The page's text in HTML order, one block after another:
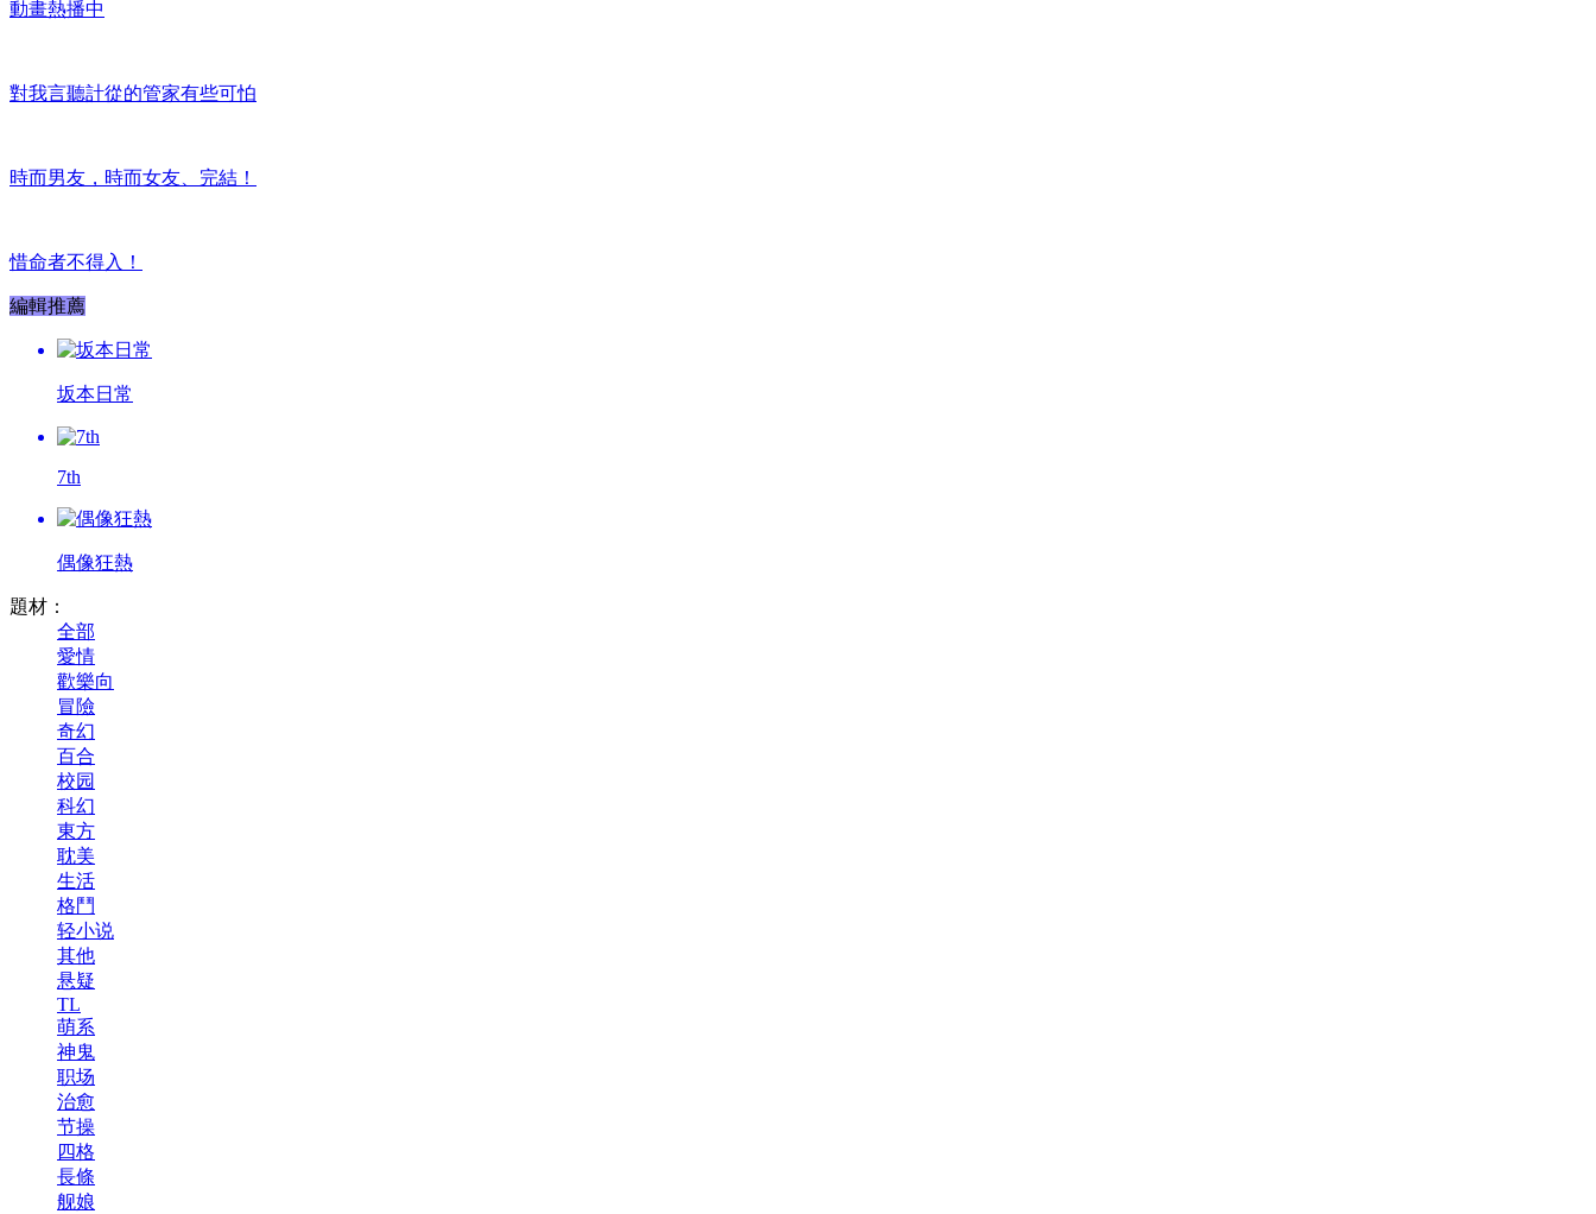
動畫熱播中
對我言聽計從的管家有些可怕
時而男友，時而女友、完結！
惜命者不得入！
編輯推薦
坂本日常
7th
偶像狂熱
題材：
全部
愛情
歡樂向
冒險
奇幻
百合
校园
科幻
東方
耽美
生活
格鬥
轻小说
其他
悬疑
TL
萌系
神鬼
职场
治愈
节操
四格
長條
舰娘